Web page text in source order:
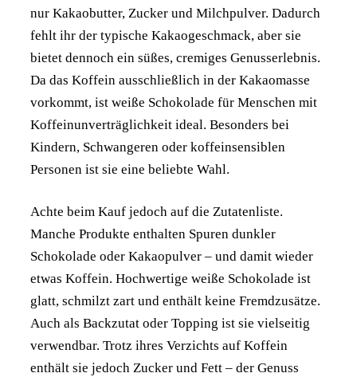
nur Kakaobutter, Zucker und Milchpulver. Dadurch
fehlt ihr der typische Kakaogeschmack, aber sie
bietet dennoch ein süßes, cremiges Genusserlebnis.
Da das Koffein ausschließlich in der Kakaomasse
vorkommt, ist weiße Schokolade für Menschen mit
Koffeinunverträglichkeit ideal. Besonders bei
Kindern, Schwangeren oder koffeinsensiblen
Personen ist sie eine beliebte Wahl.
Achte beim Kauf jedoch auf die Zutatenliste.
Manche Produkte enthalten Spuren dunkler
Schokolade oder Kakaopulver – und damit wieder
etwas Koffein. Hochwertige weiße Schokolade ist
glatt, schmilzt zart und enthält keine Fremdzusätze.
Auch als Backzutat oder Topping ist sie vielseitig
verwendbar. Trotz ihres Verzichts auf Koffein
enthält sie jedoch Zucker und Fett – der Genuss